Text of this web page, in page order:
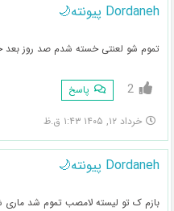
Dordaneh پیونته🌙
تموم شو لعنتی خسته شدم صد روز بعد
2 پاسخ
خرداد ۱۲, ۱۴۰۵ ۱:۴۳ ق.ظ
Dordaneh پیونته🌙